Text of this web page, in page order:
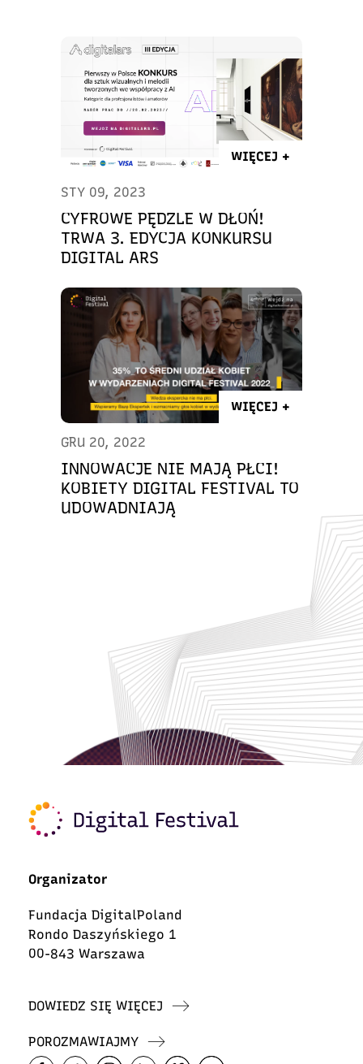
WIĘCEJ +
STY 09, 2023
CYFROWE PĘDZLE W DŁOŃ!
TRWA 3. EDYCJA KONKURSU
DIGITAL ARS
WIĘCEJ +
GRU 20, 2022
INNOWACJE NIE MAJĄ PŁCI!
KOBIETY DIGITAL FESTIVAL TO
UDOWADNIAJĄ
Organizator
Fundacja DigitalPoland
Rondo Daszyńskiego 1
00-843 Warszawa
DOWIEDZ SIĘ WIĘCEJ
POROZMAWIAJMY